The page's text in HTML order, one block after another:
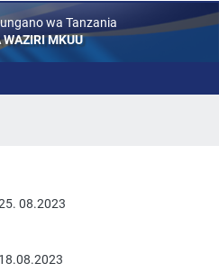
wa Tanzania
WAZIRI MKUU
08.2023